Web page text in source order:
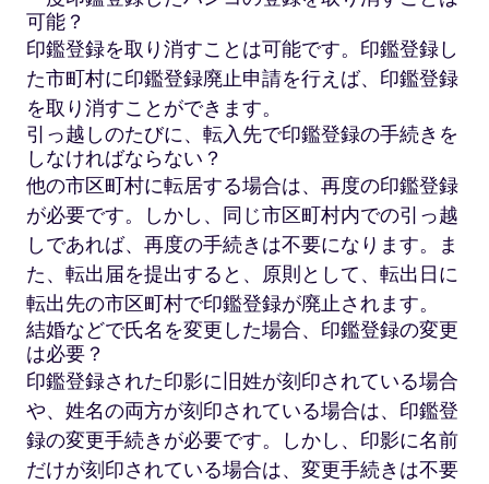
可能？
印鑑登録を取り消すことは可能です。印鑑登録し
た市町村に印鑑登録廃止申請を行えば、印鑑登録
を取り消すことができます。
引っ越しのたびに、転入先で印鑑登録の手続きを
しなければならない？
他の市区町村に転居する場合は、再度の印鑑登録
が必要です。しかし、同じ市区町村内での引っ越
しであれば、再度の手続きは不要になります。ま
た、転出届を提出すると、原則として、転出日に
転出先の市区町村で印鑑登録が廃止されます。
結婚などで氏名を変更した場合、印鑑登録の変更
は必要？
印鑑登録された印影に旧姓が刻印されている場合
や、姓名の両方が刻印されている場合は、印鑑登
録の変更手続きが必要です。しかし、印影に名前
だけが刻印されている場合は、変更手続きは不要